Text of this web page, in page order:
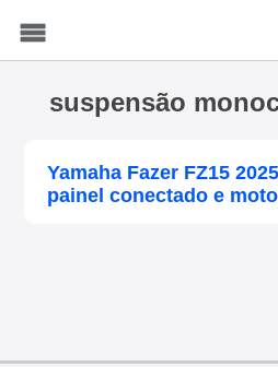
suspensão
Yamaha Fazer FZ15
painel conectado e